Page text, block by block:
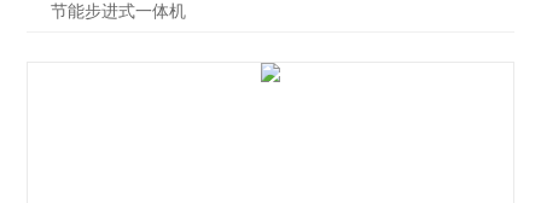
节能步进式一体机